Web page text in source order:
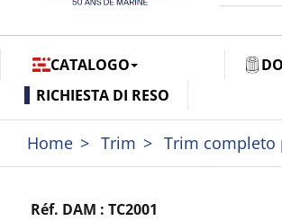
CATALOGO
RICHIESTA DI RESO
Home Trim Trim
Réf. DAM :TC2001